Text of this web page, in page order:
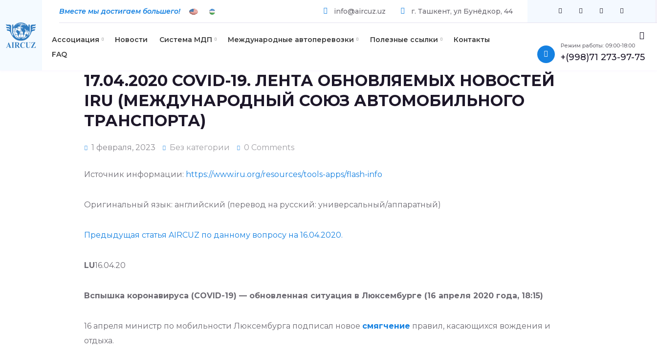
Вместе мы достигаем большего! info@aircuz.uz г. Ташкент, ул Бунёдкор, 44
Ассоциация Новости Система МДП Международные автоперевозки Полезные ссылки
Контакты
FAQ
Режим работы: 09:00-18:00
+(998)71 273-97-75
17.04.2020 COVID-19. ЛЕНТА ОБНОВЛЯЕМЫХ НОВОСТЕЙ
IRU (МЕЖДУНАРОДНЫЙ СОЮЗ АВТОМОБИЛЬНОГО
ТРАНСПОРТА)
1 февраля, 2023 Без категории 0 Comments
Источник информации: https://www.iru.org/resources/tools-apps/flash-info
Оригинальный язык: английский (перевод на русский: универсальный/аппаратный)
Предыдущая статья AIRCUZ по данному вопросу на 16.04.2020.
LU16.04.20
Вспышка коронавируса (COVID-19) — обновленная ситуация в Люксембурге (16 апреля 2020 года, 18:15)
16 апреля министр по мобильности Люксембурга подписал новое смягчение правил, касающихся вождения и
отдыха.